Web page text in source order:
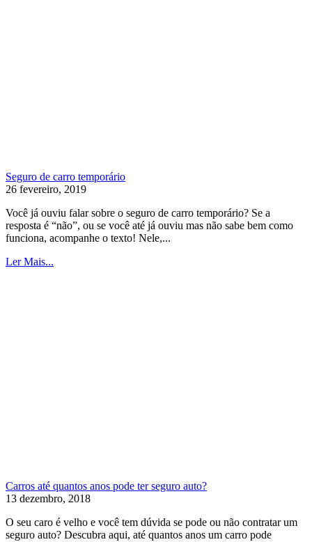
Seguro de carro temporário
26 fevereiro, 2019
Você já ouviu falar sobre o seguro de carro temporário? Se a
resposta é “não”, ou se você até já ouviu mas não sabe bem como
funciona, acompanhe o texto! Nele,...
Ler Mais...
Carros até quantos anos pode ter seguro auto?
13 dezembro, 2018
O seu caro é velho e você tem dúvida se pode ou não contratar um
seguro auto? Descubra aqui, até quantos anos um carro pode